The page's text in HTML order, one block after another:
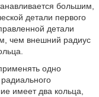
большим,
детали первого
детали
чем внешний радиус
одно
имеет два кольца,